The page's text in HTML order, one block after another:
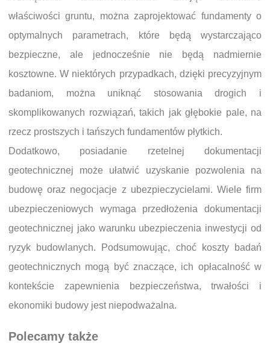
właściwości gruntu, można zaprojektować fundamenty o
optymalnych parametrach, które będą wystarczająco
bezpieczne, ale jednocześnie nie będą nadmiernie
kosztowne. W niektórych przypadkach, dzięki precyzyjnym
badaniom, można uniknąć stosowania drogich i
skomplikowanych rozwiązań, takich jak głębokie pale, na
rzecz prostszych i tańszych fundamentów płytkich.
Dodatkowo, posiadanie rzetelnej dokumentacji
geotechnicznej może ułatwić uzyskanie pozwolenia na
budowę oraz negocjacje z ubezpieczycielami. Wiele firm
ubezpieczeniowych wymaga przedłożenia dokumentacji
geotechnicznej jako warunku ubezpieczenia inwestycji od
ryzyk budowlanych. Podsumowując, choć koszty badań
geotechnicznych mogą być znaczące, ich opłacalność w
kontekście zapewnienia bezpieczeństwa, trwałości i
ekonomiki budowy jest niepodważalna.
Polecamy także